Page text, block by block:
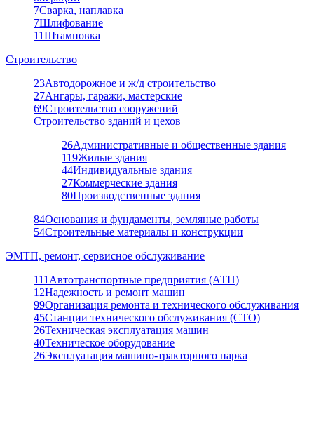
7Сварка, наплавка
7Шлифование
11Штамповка
Строительство
23Автодорожное и ж/д строительство
27Ангары, гаражи, мастерские
69Строительство сооружений
Строительство зданий и цехов
26Административные и общественные здания
119Жилые здания
44Индивидуальные здания
27Коммерческие здания
80Производственные здания
84Основания и фундаменты, земляные работы
54Строительные материалы и конструкции
ЭМТП, ремонт, сервисное обслуживание
111 Автотранспортные предприятия (АТП)
12Надежность и ремонт машин
99Организация ремонта и технического обслуживания
45Станции технического обслуживания (СТО)
26Техническая эксплуатация машин
40Техническое оборудование
26Эксплуатация машино-тракторного парка